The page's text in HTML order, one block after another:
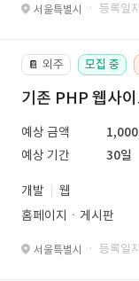
서울특별시 · 등록일
📔 외주 모집 중
기존 PHP 웹사
예상 금액
예상 기간
30일
개발
웹
홈페이지ㆍ게시판
서울특별시 · 등록일